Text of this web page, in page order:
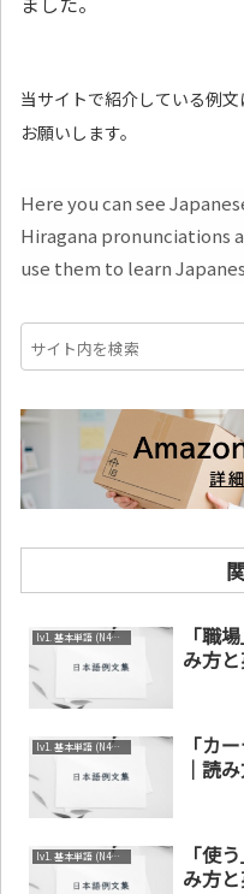
当サイトで紹介している例
お願いします。
Here you can see
Hiragana pronunciations
use them to learn
lv1. 基本単語 (N4～N5)
「職
み方
lv1. 基本単語 (N4～N5)
「カ
｜読
lv1. 基本単語 (N4～N5)
「使
み方